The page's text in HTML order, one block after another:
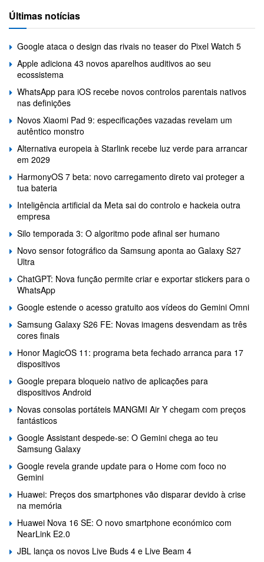
Últimas notícias
Google ataca o design das rivais no teaser do Pixel Watch 5
Apple adiciona 43 novos aparelhos auditivos ao seu
ecossistema
WhatsApp para iOS recebe novos controlos parentais nativos
nas definições
Novos Xiaomi Pad 9: especificações vazadas revelam um
autêntico monstro
Alternativa europeia à Starlink recebe luz verde para arrancar
em 2029
HarmonyOS 7 beta: novo carregamento direto vai proteger a
tua bateria
Inteligência artificial da Meta sai do controlo e hackeia outra
empresa
Silo temporada 3: O algoritmo pode afinal ser humano
Novo sensor fotográfico da Samsung aponta ao Galaxy S27
Ultra
ChatGPT: Nova função permite criar e exportar stickers para o
WhatsApp
Google estende o acesso gratuito aos vídeos do Gemini Omni
Samsung Galaxy S26 FE: Novas imagens desvendam as três
cores finais
Honor MagicOS 11: programa beta fechado arranca para 17
dispositivos
Google prepara bloqueio nativo de aplicações para
dispositivos Android
Novas consolas portáteis MANGMI Air Y chegam com preços
fantásticos
Google Assistant despede-se: O Gemini chega ao teu
Samsung Galaxy
Google revela grande update para o Home com foco no
Gemini
Huawei: Preços dos smartphones vão disparar devido à crise
na memória
Huawei Nova 16 SE: O novo smartphone económico com
NearLink E2.0
JBL lança os novos Live Buds 4 e Live Beam 4